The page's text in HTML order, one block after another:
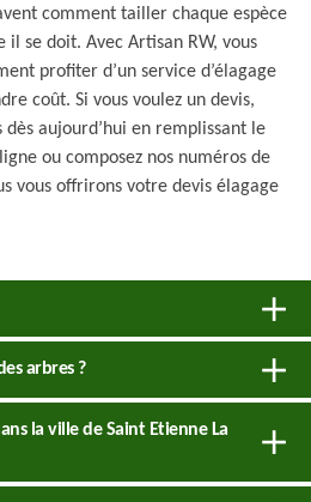
comment tailler chaque espèce
il se doit. Avec Artisan RW, vous
profiter d’un service d’élagage
coût. Si vous voulez un devis,
dès aujourd’hui en remplissant le
ou composez nos numéros de
vous offrirons votre devis élagage
arbres ?
la ville de Saint Etienne La